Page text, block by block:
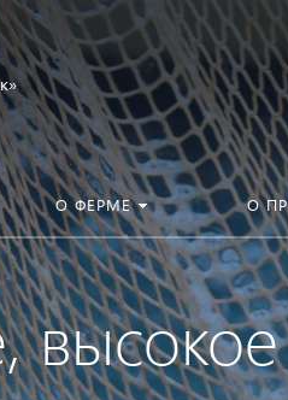
О ФЕРМЕ О